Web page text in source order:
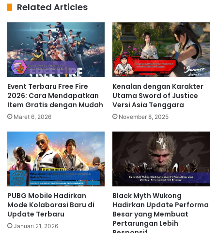
Related Articles
Event Terbaru Free Fire
2026: Cara Mendapatkan
Item Gratis dengan Mudah
Maret 6, 2026
Kenalan dengan Karakter
Utama Sword of Justice
Versi Asia Tenggara
November 8, 2025
PUBG Mobile Hadirkan
Mode Kolaborasi Baru di
Update Terbaru
Januari 21, 2026
Black Myth Wukong
Hadirkan Update Performa
Besar yang Membuat
Pertarungan Lebih